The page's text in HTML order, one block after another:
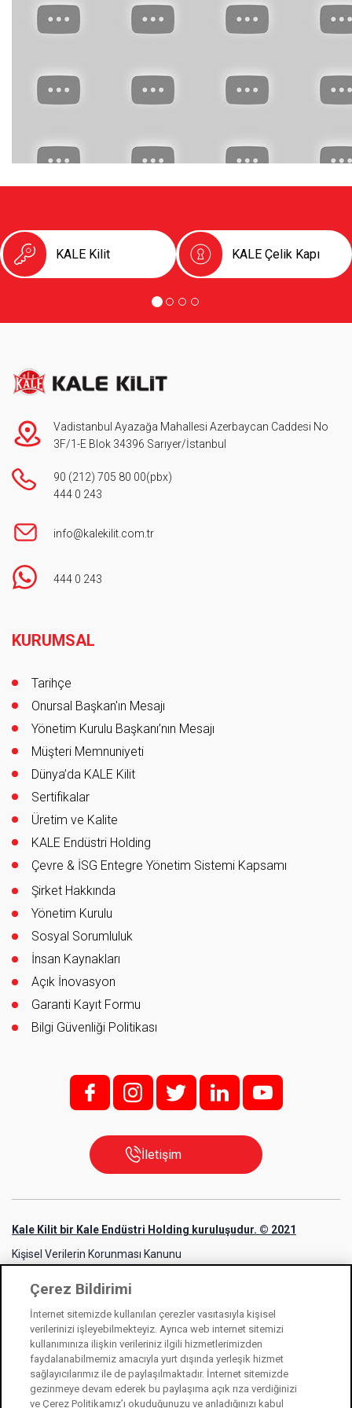
KALE Kilit KALE Çelik Kapı
Vadistanbul Ayazağa Mahallesi Azerbaycan Caddesi No
3F/1-E Blok 34396 Sarıyer/İstanbul
90 (212) 705 80 00(pbx)
444 0 243
info@kalekilit.com.tr
444 0 243
KURUMSAL
Tarihçe
Onursal Başkan'ın Mesajı
Yönetim Kurulu Başkanı’nın Mesajı
Müşteri Memnuniyeti
Dünya’da KALE Kilit
Sertifikalar
Üretim ve Kalite
KALE Endüstri Holding
Çevre & İSG Entegre Yönetim Sistemi Kapsamı
Şirket Hakkında
Yönetim Kurulu
Sosyal Sorumluluk
İnsan Kaynakları
Açık İnovasyon
Garanti Kayıt Formu
Bilgi Güvenliği Politikası
f; i; t l y
İletişim
Kale Kilit bir Kale Endüstri Holding kuruluşudur. © 2021
Kişisel Verilerin Korunması Kanunu
Çerez Bildirimi
İnternet sitemizde kullanılan çerezler vasıtasıyla kişisel
verilerinizi işleyebilmekteyiz. Ayrıca web internet sitemizi
kullanımınıza ilişkin verileriniz ilgili hizmetlerimizden
faydalanabilmemiz amacıyla yurt dışında yerleşik hizmet
sağlayıcılarımız ile de paylaşılmaktadır. İnternet sitemizde
gezinmeye devam ederek bu paylaşıma açık rıza verdiğinizi
ve Çerez Politikamız’ı okuduğunuzu ve anladığınızı kabul